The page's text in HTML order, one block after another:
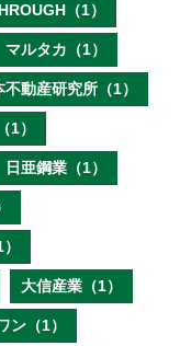
（1）
マルタカ（1）
不動産研究所（1）
1）
日亜鋼業（1）
大信産業（1）
ン（1）